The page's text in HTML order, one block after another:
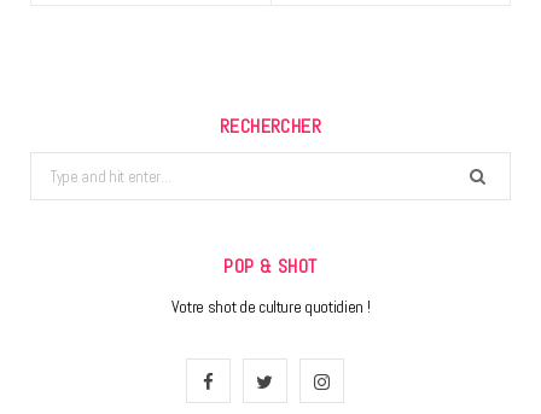
RECHERCHER
Search
for:
POP & SHOT
Votre shot de culture quotidien !
F
I